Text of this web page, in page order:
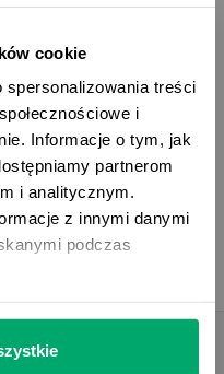
cookie
treści
i
Informacje o tym, jak
partnerom
i analitycznym.
z innymi danymi
podczas
Pimcore w Polsce,
i wyzwania firm
Jeśli chcesz
Pimcore Copilot
Twoją firmę,
pełną wersją artykułu.
...